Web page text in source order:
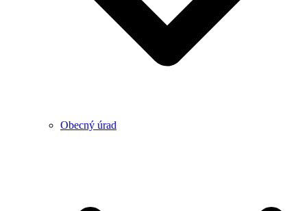
Obecný úrad